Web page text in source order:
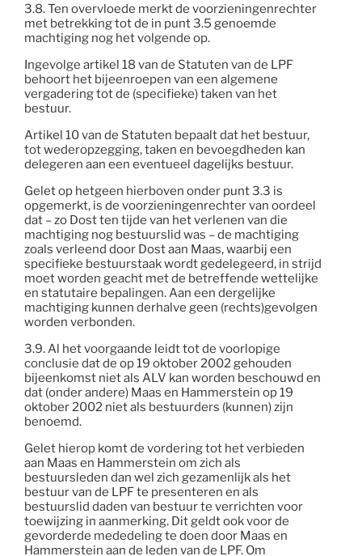
3.8. Ten overvloede merkt de voorzieningenrechter
met betrekking tot de in punt 3.5 genoemde
machtiging nog het volgende op.
Ingevolge artikel 18 van de Statuten van de LPF
behoort het bijeenroepen van een algemene
vergadering tot de (specifieke) taken van het
bestuur.
Artikel 10 van de Statuten bepaalt dat het bestuur,
tot wederopzegging, taken en bevoegdheden kan
delegeren aan een eventueel dagelijks bestuur.
Gelet op hetgeen hierboven onder punt 3.3 is
opgemerkt, is de voorzieningenrechter van oordeel
dat – zo Dost ten tijde van het verlenen van die
machtiging nog bestuurslid was – de machtiging
zoals verleend door Dost aan Maas, waarbij een
specifieke bestuurstaak wordt gedelegeerd, in strijd
moet worden geacht met de betreffende wettelijke
en statutaire bepalingen. Aan een dergelijke
machtiging kunnen derhalve geen (rechts)gevolgen
worden verbonden.
3.9. Al het voorgaande leidt tot de voorlopige
conclusie dat de op 19 oktober 2002 gehouden
bijeenkomst niet als ALV kan worden beschouwd en
dat (onder andere) Maas en Hammerstein op 19
oktober 2002 niet als bestuurders (kunnen) zijn
benoemd.
Gelet hierop komt de vordering tot het verbieden
aan Maas en Hammerstein om zich als
bestuursleden dan wel zich gezamenlijk als het
bestuur van de LPF te presenteren en als
bestuurslid daden van bestuur te verrichten voor
toewijzing in aanmerking. Dit geldt ook voor de
gevorderde mededeling te doen door Maas en
Hammerstein aan de leden van de LPF. Om